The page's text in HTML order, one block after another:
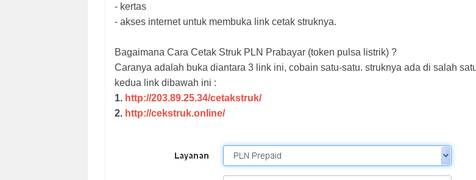
- kertas
- akses internet untuk membuka link cetak struknya.
Bagaimana Cara Cetak Struk PLN Prabayar (token pulsa listrik) ?
Caranya adalah buka diantara 3 link ini, cobain satu-satu. struknya ada di salah
kedua link dibawah ini :
1. http://203.89.25.34/cetakstruk/
2. http://cekstruk.online/